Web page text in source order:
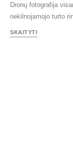
Dronų fotografija
nekilnojamojo turto
SKAITYTI